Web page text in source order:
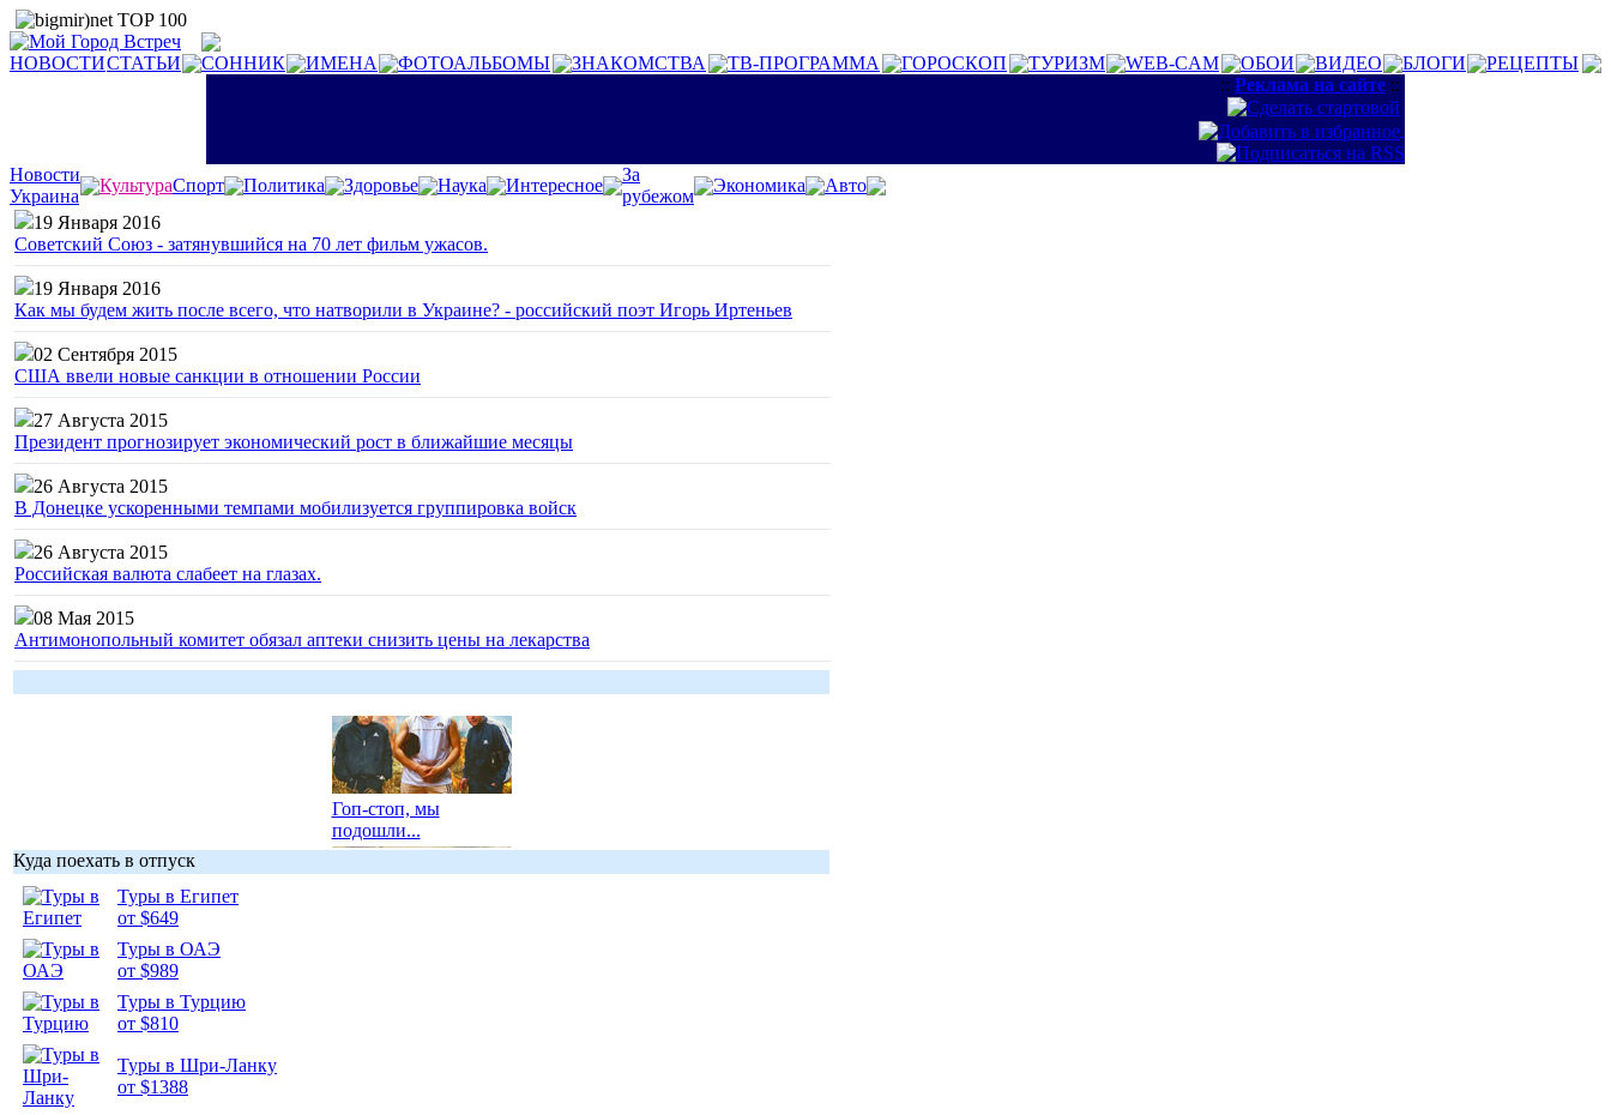
НОВОСТИСТАТЬИ СОННИК ИМЕНА ФОТОАЛЬБОМЫ ЗНАКОМСТВА ТВ-ПРОГРАММА ГОРОСКОП ТУРИЗМ WEB-CAM ОБОИ ВИДЕО БЛОГИ
РЕЦЕПТЫ
:: Реклама на сайте ::
Новости
Украина
КультураСпорт Политика Здоровье Наука Интересное
За
рубежом
Экономика
Авто
19 Января 2016
Советский Союз - затянувшийся на 70 лет фильм ужасов.
19 Января 2016
Как мы будем жить после всего, что натворили в Украине? - российский поэт Игорь Иртеньев
02 Сентября 2015
США ввели новые санкции в отношении России
27 Августа 2015
Президент прогнозирует экономический рост в ближайшие месяцы
26 Августа 2015
В Донецке ускоренными темпами мобилизуется группировка войск
26 Августа 2015
Российская валюта слабеет на глазах.
08 Мая 2015
Антимонопольный комитет обязал аптеки снизить цены на лекарства
Гоп-стоп, мы
подошли...
Куда поехать в отпуск
Туры в Египет
от $649
Туры в ОАЭ
от $989
Туры в Турцию
от $810
Туры в Шри-Ланку
от $1388